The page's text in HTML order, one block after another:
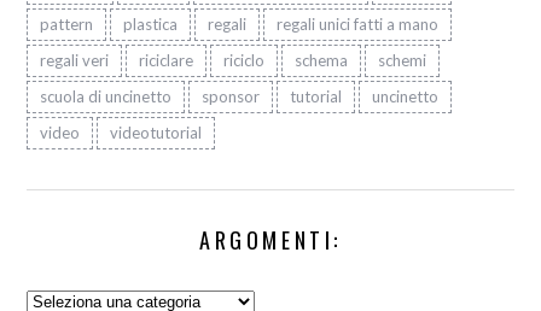
pattern
plastica regali
regali unici fatti a mano
regali veri
riciclare riciclo schema
schemi
scuola di uncinetto
sponsor tutorial
uncinetto
video
videotutorial
ARGOMENTI:
Argomenti: